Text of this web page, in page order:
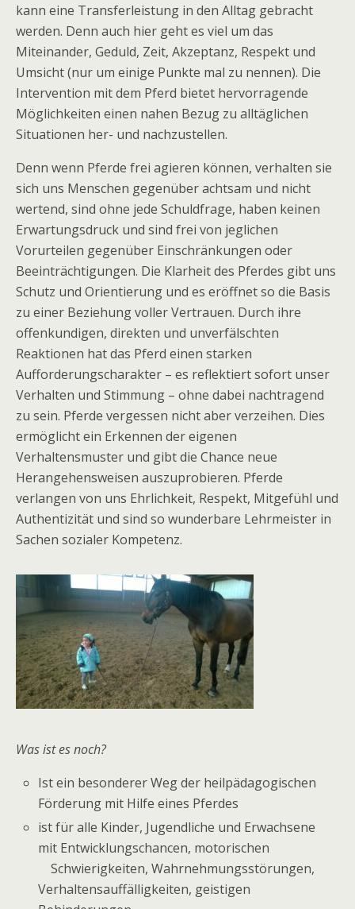
kann eine Transferleistung in den Alltag gebracht
werden. Denn auch hier geht es viel um das
Miteinander, Geduld, Zeit, Akzeptanz, Respekt und
Umsicht (nur um einige Punkte mal zu nennen). Die
Intervention mit dem Pferd bietet hervorragende
Möglichkeiten einen nahen Bezug zu alltäglichen
Situationen her- und nachzustellen.
Denn wenn Pferde frei agieren können, verhalten sie
sich uns Menschen gegenüber achtsam und nicht
wertend, sind ohne jede Schuldfrage, haben keinen
Erwartungsdruck und sind frei von jeglichen
Vorurteilen gegenüber Einschränkungen oder
Beeinträchtigungen. Die Klarheit des Pferdes gibt uns
Schutz und Orientierung und es eröffnet so die Basis
zu einer Beziehung voller Vertrauen. Durch ihre
offenkundigen, direkten und unverfälschten
Reaktionen hat das Pferd einen starken
Aufforderungscharakter – es reflektiert sofort unser
Verhalten und Stimmung – ohne dabei nachtragend
zu sein. Pferde vergessen nicht aber verzeihen. Dies
ermöglicht ein Erkennen der eigenen
Verhaltensmuster und gibt die Chance neue
Herangehensweisen auszuprobieren. Pferde
verlangen von uns Ehrlichkeit, Respekt, Mitgefühl und
Authentizität und sind so wunderbare Lehrmeister in
Sachen sozialer Kompetenz.
Was ist es noch?
Ist ein besonderer Weg der heilpädagogischen
Förderung mit Hilfe eines Pferdes
ist für alle Kinder, Jugendliche und Erwachsene
mit Entwicklungschancen, motorischen
Schwierigkeiten, Wahrnehmungsstörungen,
Verhaltensauffälligkeiten, geistigen